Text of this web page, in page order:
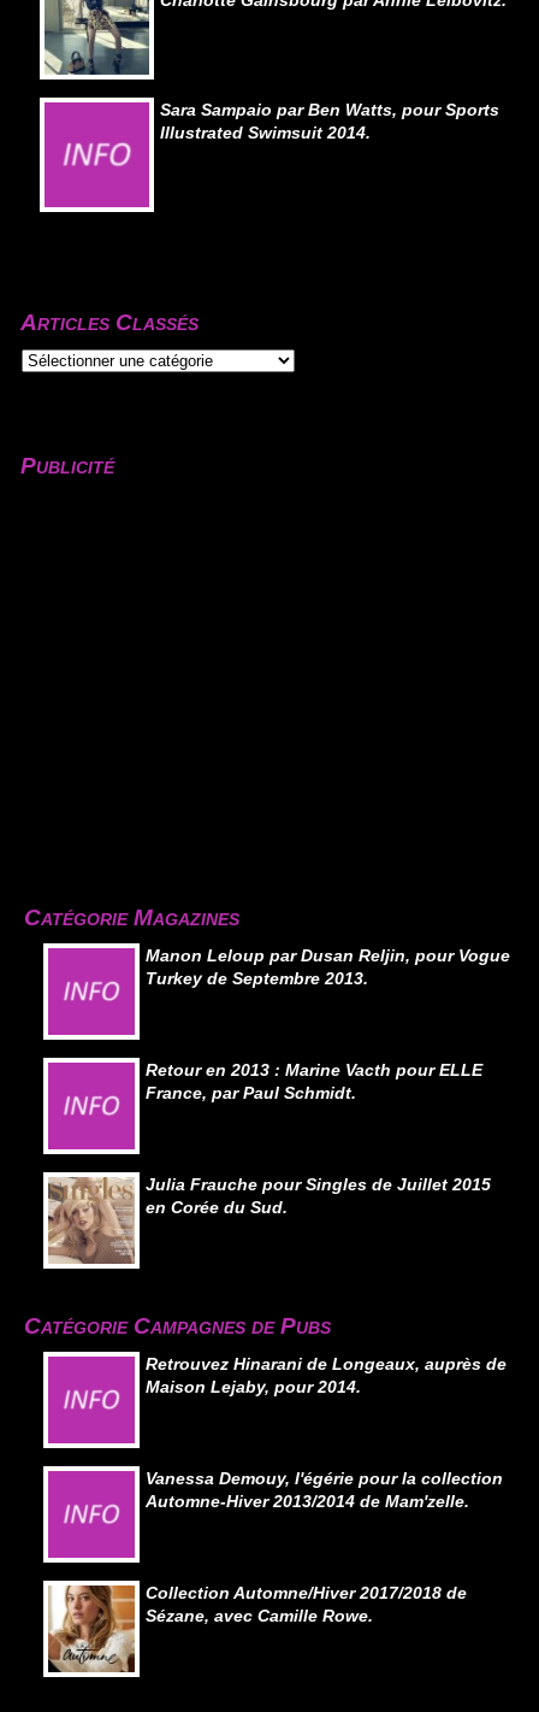
Sara Sampaio par Ben Watts, pour Sports
Illustrated Swimsuit 2014.
Articles Classés
Publicité
Catégorie Magazines
Manon Leloup par Dusan Reljin, pour Vogue
Turkey de Septembre 2013.
Retour en 2013 : Marine Vacth pour ELLE
France, par Paul Schmidt.
Julia Frauche pour Singles de Juillet 2015
en Corée du Sud.
Catégorie Campagnes de Pubs
Retrouvez Hinarani de Longeaux, auprès de
Maison Lejaby, pour 2014.
Vanessa Demouy, l'égérie pour la collection
Automne-Hiver 2013/2014 de Mam'zelle.
Collection Automne/Hiver 2017/2018 de
Sézane, avec Camille Rowe.